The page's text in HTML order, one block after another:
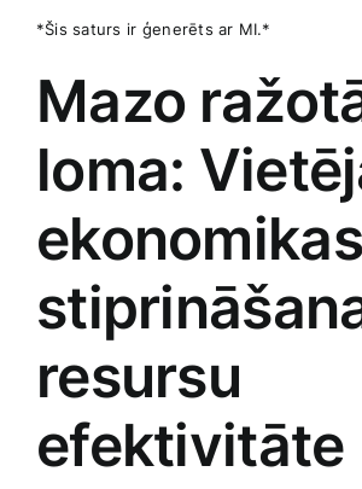
*Šis saturs ir ⁣ģenerēts ​ar MI.*
Mazo⁤
loma:
ekonomikas
resursu
efektivitāte